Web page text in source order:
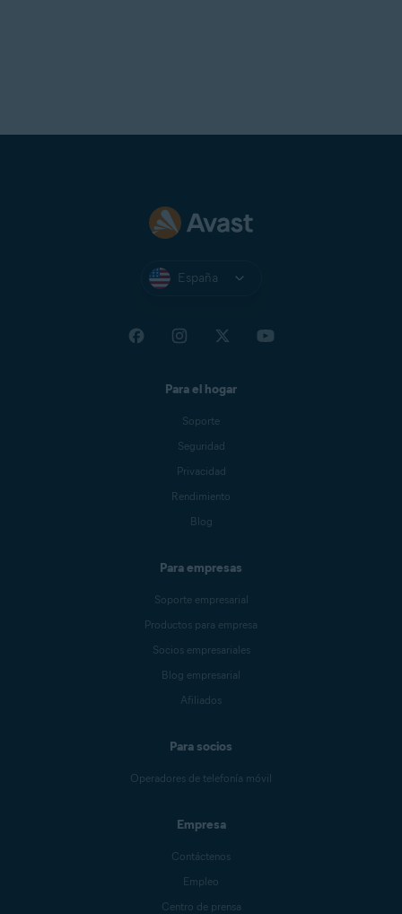
España
Para el hogar
Soporte
Seguridad
Privacidad
Rendimiento
Blog
Para empresas
Soporte empresarial
Productos para empresa
Socios empresariales
Blog empresarial
Afiliados
Para socios
Operadores de telefonía móvil
Empresa
Contáctenos
Empleo
Centro de prensa